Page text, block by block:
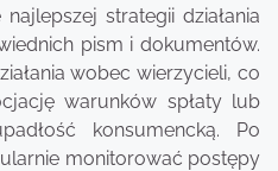
strategii działania
pism i dokumentów.
wobec wierzycieli, co
warunków spłaty lub
konsumencką. Po
monitorować postępy